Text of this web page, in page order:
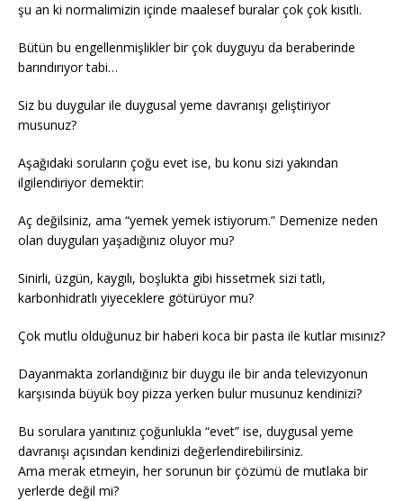
şu an ki normalimizin içinde maalesef buralar çok çok kısıtlı.
Bütün bu engellenmişlikler bir çok duyguyu da beraberinde
barındırıyor tabi…
Siz bu duygular ile duygusal yeme davranışı geliştiriyor
musunuz?
Aşağıdaki soruların çoğu evet ise, bu konu sizi yakından
ilgilendiriyor demektir:
Aç değilsiniz, ama “yemek yemek istiyorum.” Demenize neden
olan duyguları yaşadığınız oluyor mu?
Sinirli, üzgün, kaygılı, boşlukta gibi hissetmek sizi tatlı,
karbonhidratlı yiyeceklere götürüyor mu?
Çok mutlu olduğunuz bir haberi koca bir pasta ile kutlar mısınız?
Dayanmakta zorlandığınız bir duygu ile bir anda televizyonun
karşısında büyük boy pizza yerken bulur musunuz kendinizi?
Bu sorulara yanıtınız çoğunlukla “evet” ise, duygusal yeme
davranışı açısından kendinizi değerlendirebilirsiniz.
Ama merak etmeyin, her sorunun bir çözümü de mutlaka bir
yerlerde değil mi?